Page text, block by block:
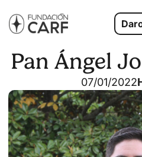
Pan Ángel
07/01/2022